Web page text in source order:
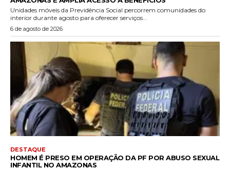
Unidades móveis da Previdência Social percorrem comunidades do
interior durante agosto para oferecer serviços...
6 de agosto de 2026
DESTAQUE
HOMEM É PRESO EM OPERAÇÃO DA PF POR ABUSO SEXUAL
INFANTIL NO AMAZONAS